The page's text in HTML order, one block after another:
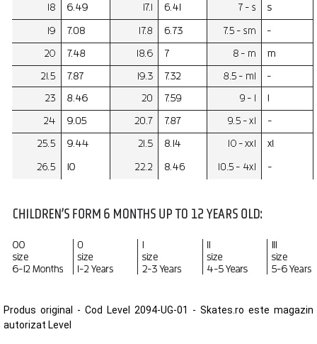
Produs original - Cod Level 2094-UG-01 - Skates.ro este magazin
autorizat Level